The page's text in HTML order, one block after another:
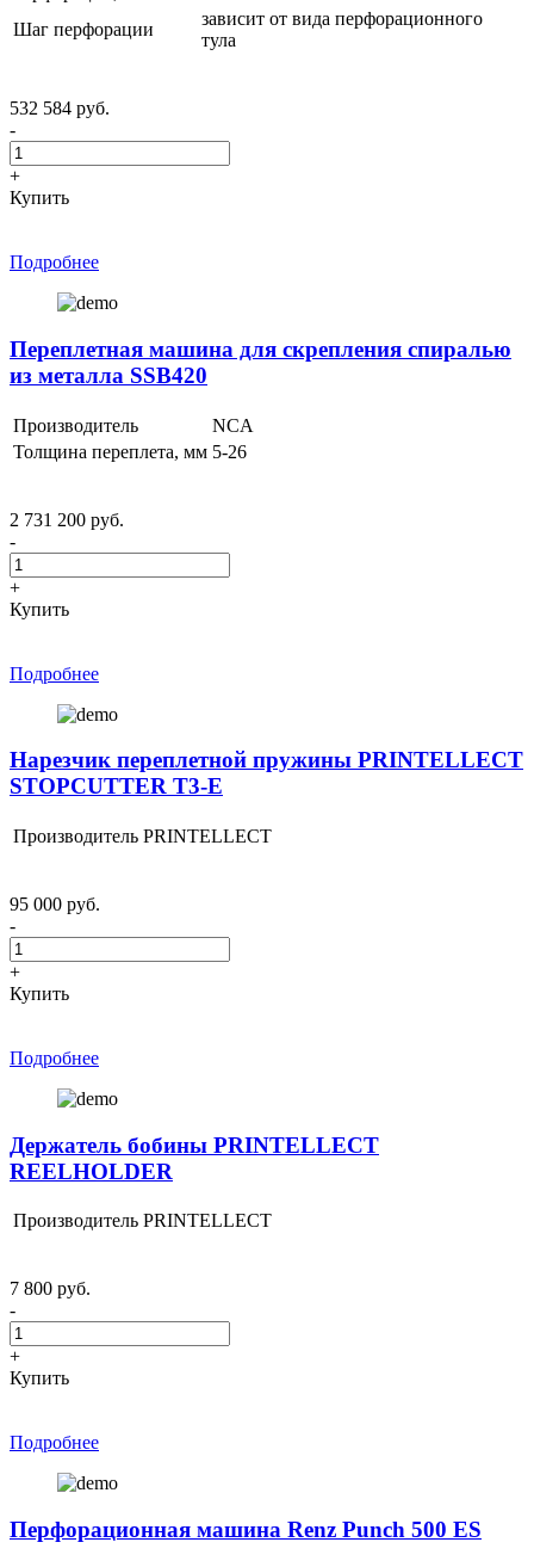
Шаг перфорации
зависит от вида перфорационного
тула
532 584 руб.
-
+
Купить
Подробнее
Переплетная машина для скрепления спиралью
из металла SSB420
Производитель
NCA
Толщина переплета, мм 5-26
2 731 200 руб.
-
+
Купить
Подробнее
Нарезчик переплетной пружины PRINTELLECT
STOPCUTTER T3-E
Производитель PRINTELLECT
95 000 руб.
-
+
Купить
Подробнее
Держатель бобины PRINTELLECT
REELHOLDER
Производитель PRINTELLECT
7 800 руб.
-
+
Купить
Подробнее
Перфорационная машина Renz Punch 500 ES